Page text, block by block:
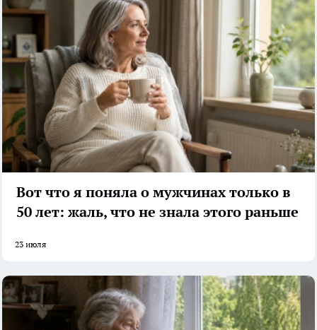
Вот что я поняла о мужчинах только в
50 лет: жаль, что не знала этого раньше
23 июля